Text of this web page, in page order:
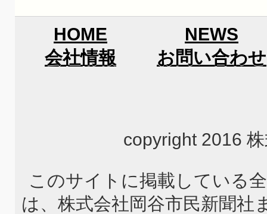
HOME
NEWS
会社情報
お問い合わせ
copyright 2016
このサイトに掲載している
は、株式会社岡谷市民新聞社